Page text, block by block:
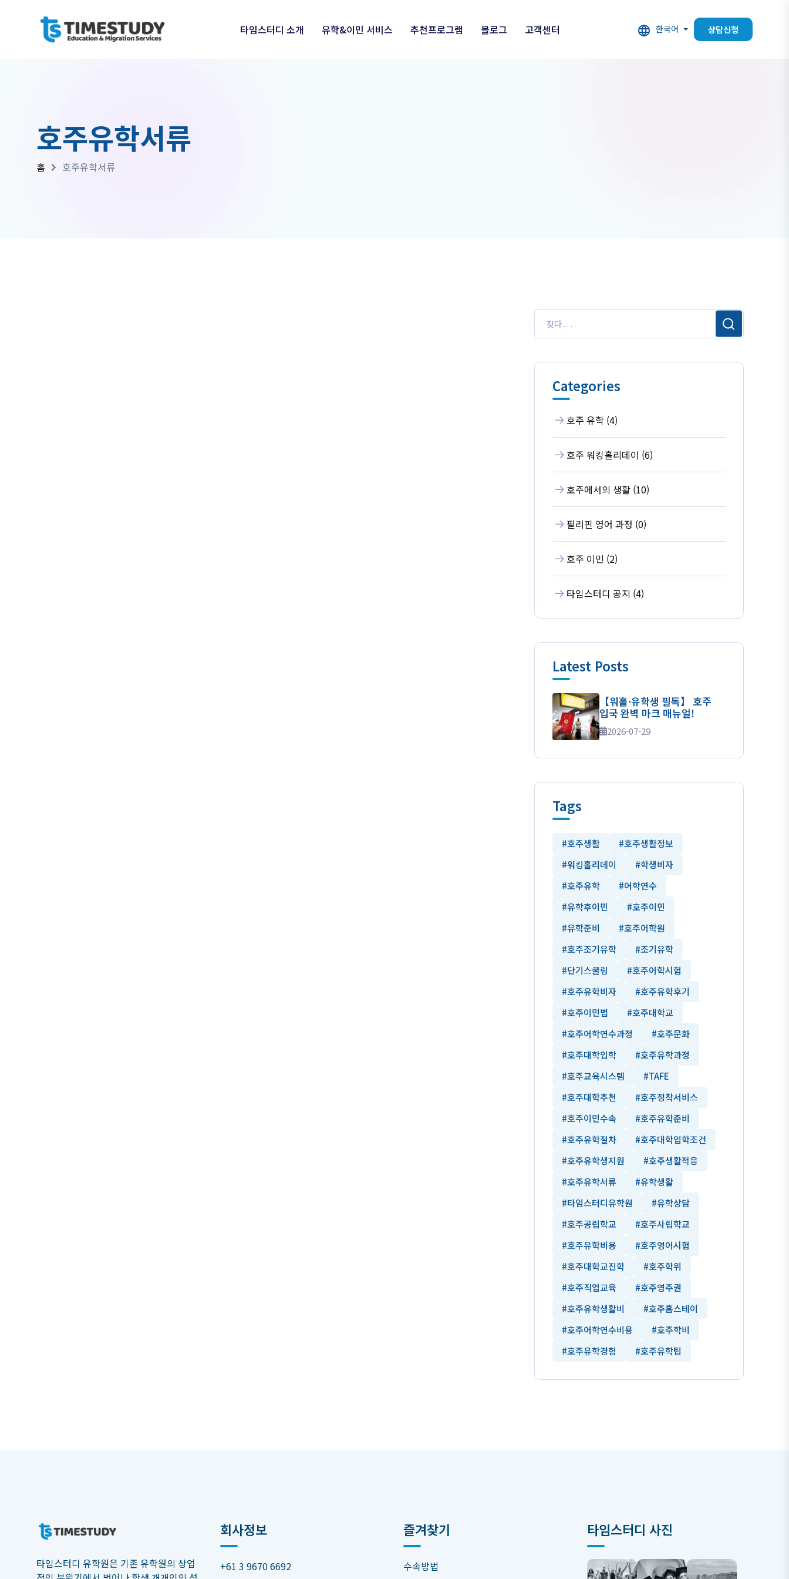
타임스터디 소개 유학&이민 서비스 추천프로그램 블로그 고객센터 한국어 상담신청
호주유학서류
홈 호주유학서류
Categories
호주 유학 (4)
호주 워킹홀리데이 (6)
호주에서의 생활 (10)
필리핀 영어 과정 (0)
호주 이민 (2)
타임스터디 공지 (4)
Latest Posts
【워홀·유학생 필독】 호주
입국 완벽 마크 매뉴얼!
2026-07-29
Tags
#호주생활
#호주생활정보
#워킹홀리데이
#학생비자
#호주유학
#어학연수
#유학후이민
#호주이민
#유학준비
#호주어학원
#호주조기유학
#조기유학
#단기스쿨링
#호주어학시험
#호주유학비자
#호주유학후기
#호주이민법
#호주대학교
#호주어학연수과정
#호주문화
#호주대학입학
#호주유학과정
#호주교육시스템
#TAFE
#호주대학추천
#호주정착서비스
#호주이민수속
#호주유학준비
#호주유학절차
#호주대학입학조건
#호주유학생지원
#호주생활적응
#호주유학서류
#유학생활
#타임스터디유학원
#유학상담
#호주공립학교
#호주사립학교
#호주유학비용
#호주영어시험
#호주대학교진학
#호주학위
#호주직업교육
#호주영주권
#호주유학생활비
#호주홈스테이
#호주어학연수비용
#호주학비
#호주유학경험
#호주유학팁
타임스터디 유학원은 기존 유학원의 상업
회사정보
+61 3 9670 6692
즐겨찾기
수속방법
타임스터디 사진